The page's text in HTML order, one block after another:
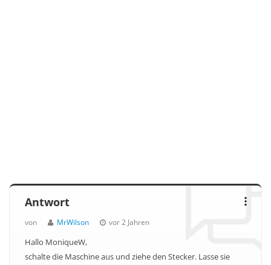
Antwort
von MrWilson vor 2 Jahren
Hallo MoniqueW,
schalte die Maschine aus und ziehe den Stecker. Lasse sie